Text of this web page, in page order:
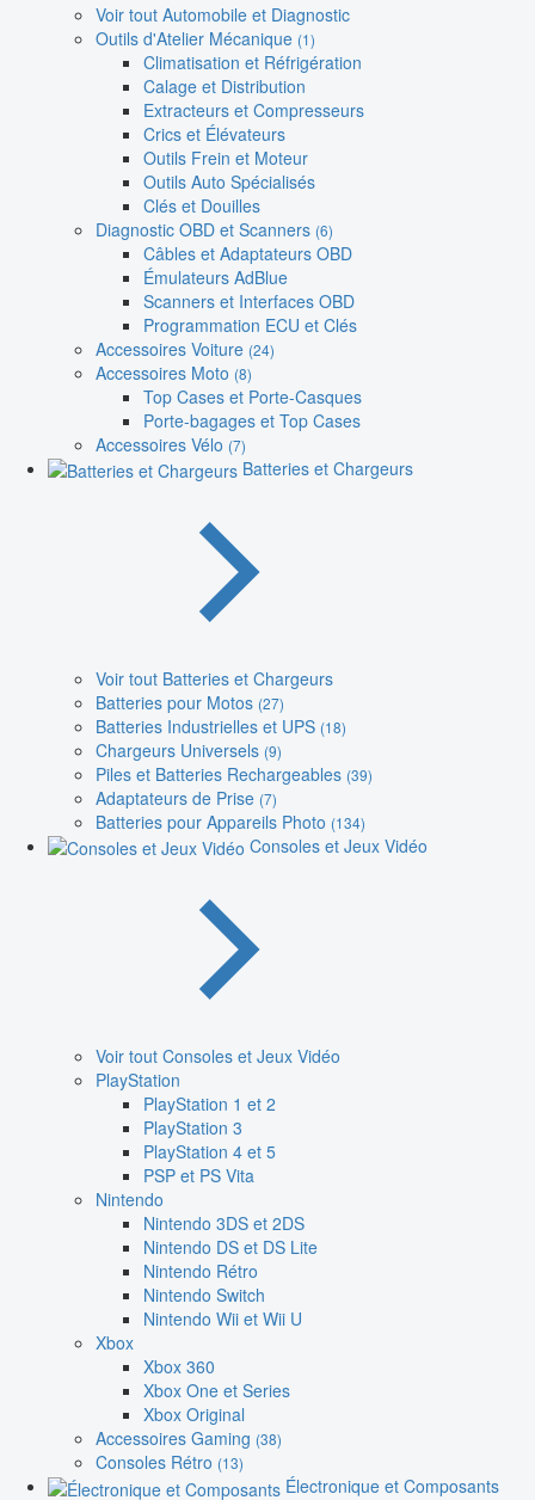
Voir tout Automobile et Diagnostic
Outils d'Atelier Mécanique (1)
Climatisation et Réfrigération
Calage et Distribution
Extracteurs et Compresseurs
Crics et Élévateurs
Outils Frein et Moteur
Outils Auto Spécialisés
Clés et Douilles
Diagnostic OBD et Scanners (6)
Câbles et Adaptateurs OBD
Émulateurs AdBlue
Scanners et Interfaces OBD
Programmation ECU et Clés
Accessoires Voiture (24)
Accessoires Moto (8)
Top Cases et Porte-Casques
Porte-bagages et Top Cases
Accessoires Vélo (7)
Batteries et Chargeurs
Voir tout Batteries et Chargeurs
Batteries pour Motos (27)
Batteries Industrielles et UPS (18)
Chargeurs Universels (9)
Piles et Batteries Rechargeables (39)
Adaptateurs de Prise (7)
Batteries pour Appareils Photo (134)
Consoles et Jeux Vidéo
Voir tout Consoles et Jeux Vidéo
PlayStation
PlayStation 1 et 2
PlayStation 3
PlayStation 4 et 5
PSP et PS Vita
Nintendo
Nintendo 3DS et 2DS
Nintendo DS et DS Lite
Nintendo Rétro
Nintendo Switch
Nintendo Wii et Wii U
Xbox
Xbox 360
Xbox One et Series
Xbox Original
Accessoires Gaming (38)
Consoles Rétro (13)
Électronique et Composants